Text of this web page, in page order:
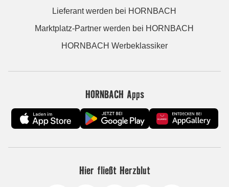
Lieferant werden bei HORNBACH
Marktplatz-Partner werden bei HORNBACH
HORNBACH Werbeklassiker
HORNBACH Apps
Hier fließt Herzblut